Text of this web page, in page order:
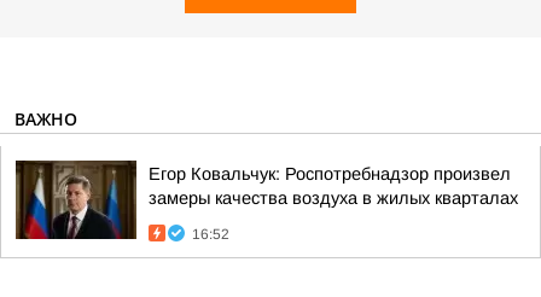
ВАЖНО
Егор Ковальчук: Роспотребнадзор произвел
замеры качества воздуха в жилых кварталах
16:52